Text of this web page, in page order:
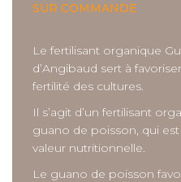
SUR COMMANDE
Le fertilisant organique
d’Angibaud sert à
fertilité des cultures.
Il s’agit d’un fertilisant
guano de poisson, qui
valeur nutritionnelle.
Le guano de poisson